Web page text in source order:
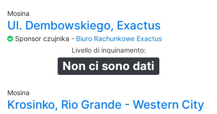
Mosina
Ul. Dembowskiego, Exactus
Sponsor czujnika - Biuro Rachunkowe Exactus
Livello di inquinamento:
Non ci sono dati
Mosina
Krosinko, Rio Grande - Western City